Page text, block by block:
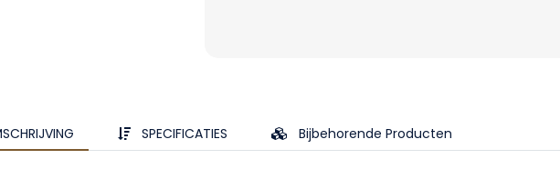
SPECIFICATIES Bijbehorende Producten